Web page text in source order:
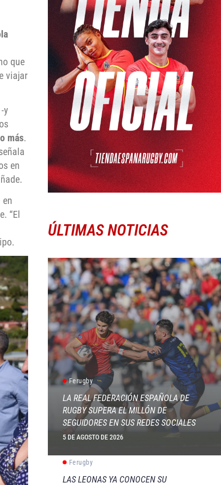
que
viajar
y
más.
en
“El
ÚLTIMAS NOTICIAS
Ferugby
LA REAL FEDERACIÓN ESPAÑOLA DE
RUGBY SUPERA EL MILLÓN DE
SEGUIDORES EN SUS REDES SOCIALES
5 DE AGOSTO DE 2026
Ferugby
LAS LEONAS YA CONOCEN SU